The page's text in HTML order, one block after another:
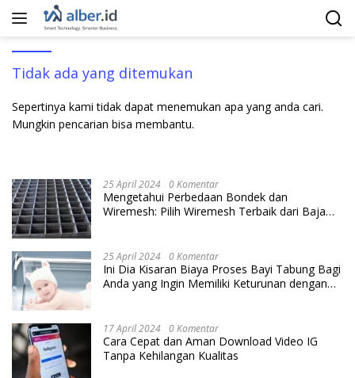
Langsung
Tidak ada yang ditemukan
Sepertinya kami tidak dapat menemukan apa yang anda cari.
Mungkin pencarian bisa membantu.
25 April 2024 0 Komentar
Mengetahui Perbedaan Bondek dan
Wiremesh: Pilih Wiremesh Terbaik dari Baja
25 April 2024 0 Komentar
Ini Dia Kisaran Biaya Proses Bayi Tabung Bagi
Anda yang Ingin Memiliki Keturunan dengan
17 April 2024 0 Komentar
Cara Cepat dan Aman Download Video IG
Tanpa Kehilangan Kualitas